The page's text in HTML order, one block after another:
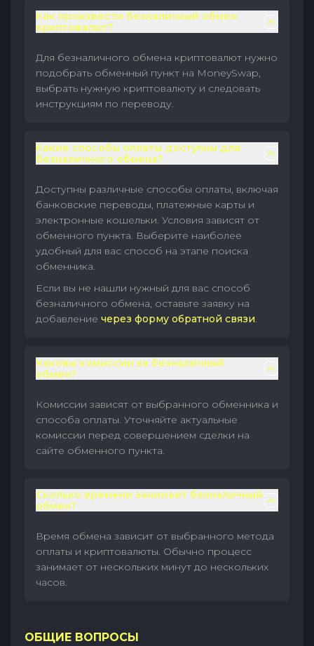
Как произвести безналичный обмен
криптовалют?
Для безналичного обмена криптовалют нужно
подобрать обменный пункт на MoneySwap,
выбрать нужную криптовалюту и следовать
инструкциям по переводу.
Какие способы оплаты доступны для
безналичного обмена?
Доступны различные способы оплаты, включая
банковские переводы, платежные карты и
электронные кошельки. Условия зависят от
обменного пункта. Выберите наиболее
удобный для вас способ на этапе поиска
обменника.
Если вы не нашли нужный для вас способ
безналичного обмена, оставьте заявку на
добавление через форму обратной связи.
Каковы комиссии за безналичный
обмен?
Комиссии зависят от выбранного обменника и
способа оплаты. Уточняйте актуальные
комиссии перед совершением сделки на
сайте обменного пункта.
Сколько времени занимает безналичный
обмен?
Время обмена зависит от выбранного метода
оплаты и криптовалюты. Обычно процесс
занимает от нескольких минут до нескольких
часов.
ОБЩИЕ ВОПРОСЫ